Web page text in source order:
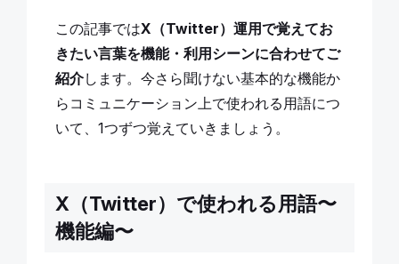
この記事ではX（Twitter）運用で覚えてお
きたい言葉を機能・利用シーンに合わせてご
紹介します。今さら聞けない基本的な機能か
らコミュニケーション上で使われる用語につ
いて、1つずつ覚えていきましょう。
X（Twitter）で使われる用語〜
機能編〜